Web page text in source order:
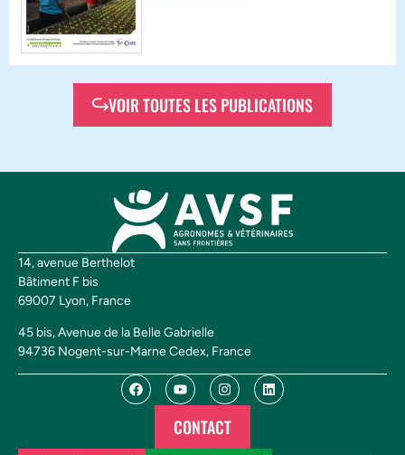
VOIR TOUTES LES PUBLICATIONS
14, avenue Berthelot
Bâtiment F bis
69007 Lyon, France
45 bis, Avenue de la Belle Gabrielle
94736 Nogent-sur-Marne Cedex, France
CONTACT